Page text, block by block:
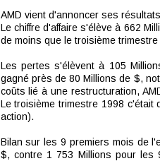
AMD vient d'annoncer ses
Le chiffre d'affaire s'élève à 662
de moins que le troisième trimestre
Les pertes s'élèvent à 105
gagné près de 80 Millions de $,
coûts lié à une restructuration,
Le troisième trimestre 1998
action).
Bilan sur les 9 premiers mois de
$, contre 1 753 Millions pour les